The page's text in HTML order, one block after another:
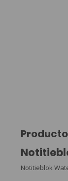
Notitieblok